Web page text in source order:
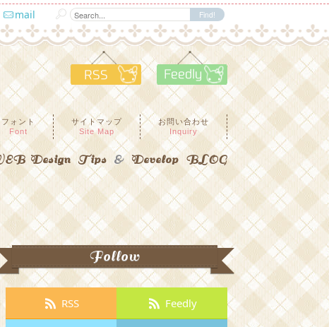
mail
RSS Feedly
フォント
Font
サイトマップ
Site Map
お問い合わせ
Inquiry
Design Tips & Develop BLOG
Follow
RSS Feedly